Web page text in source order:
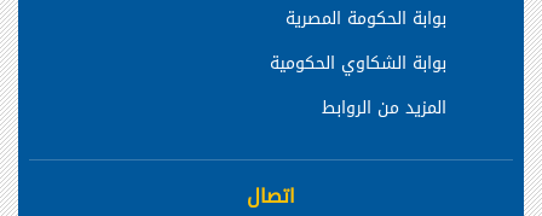
بوابة الحكومة المصرية
بوابة الشكاوي الحكومية
المزيد من الروابط
اتصال